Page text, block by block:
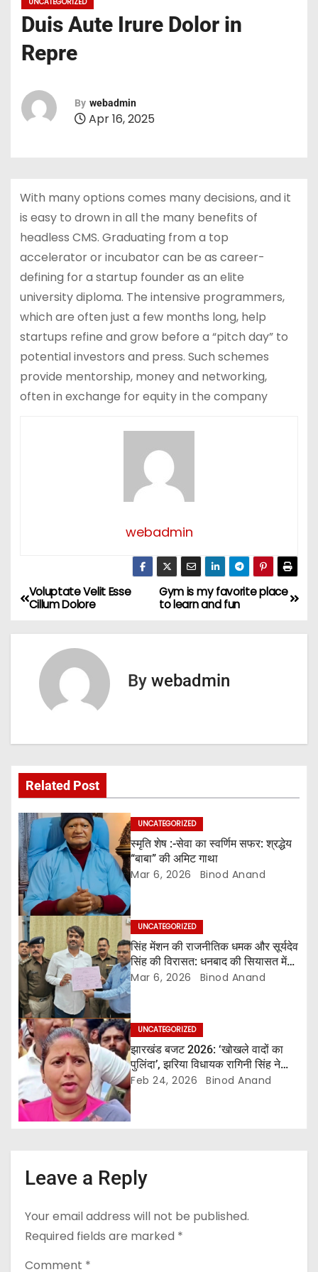
Duis Aute Irure Dolor in
Repre
By webadmin
Apr 16, 2025
With many options comes many decisions, and it
is easy to drown in all the many benefits of
headless CMS. Graduating from a top
accelerator or incubator can be as career-
defining for a startup founder as an elite
university diploma. The intensive programmers,
which are often just a few months long, help
startups refine and grow before a “pitch day” to
potential investors and press. Such schemes
provide mentorship, money and networking,
often in exchange for equity in the company
webadmin
P
o
a
v
i
g
a
t
i
o
n
Gym is my favorite place
to learn and fun
Voluptate Velit Esse
Cillum Dolore
By webadmin
Related Post
UNCATEGORIZED
स्मृति शेष :-सेवा का स्वर्णिम सफर: श्रद्धेय
“बाबा” की अमिट गाथा
Mar 6, 2026 Binod Anand
UNCATEGORIZED
सिंह मेंशन की राजनीतिक धमक और सूर्यदेव
सिंह की विरासत: धनबाद की सियासत में
संजीव सिंह की जीत का ऐतिहासिक सन्देश
Mar 6, 2026 Binod Anand
UNCATEGORIZED
झारखंड बजट 2026: ‘खोखले वादों का
पुलिंदा’, झरिया विधायक रागिनी सिंह ने
सरकार को घेरा
Feb 24, 2026 Binod Anand
Leave a Reply
Your email address will not be published.
Required fields are marked *
Comment *